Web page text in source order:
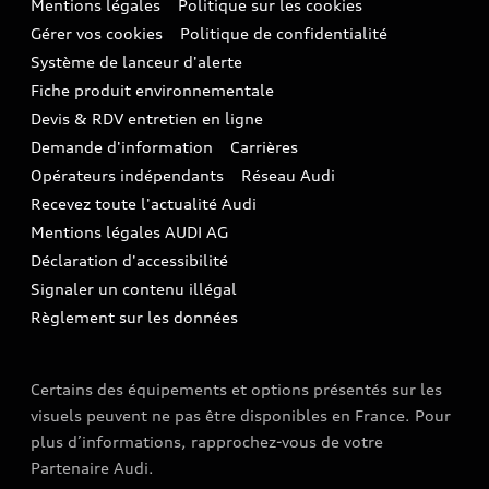
SUV compact
Avantages voiture société
Flotte automobile
LLD
Informations client
Functions on Demand
Action de Service EA 189
Audi Assistance
Campagne de rappel Airbag Takata
Mise à jour logiciel
Nos technologies
myAudi experience
Audi Shop : Boutique Officielle
Espace actualités Audi
Carrières
Espace Presse
Mentions légales
Politique sur les cookies
Gérer vos cookies
Politique de confidentialité
Système de lanceur d'alerte
Fiche produit environnementale
Devis & RDV entretien en ligne
Demande d'information
Carrières
Opérateurs indépendants
Réseau Audi
Recevez toute l'actualité Audi
Mentions légales AUDI AG
Déclaration d'accessibilité
Signaler un contenu illégal
Règlement sur les données
Certains des équipements et options présentés sur les
visuels peuvent ne pas être disponibles en France. Pour
plus d’informations, rapprochez-vous de votre
Partenaire Audi.